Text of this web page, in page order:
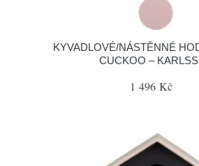
KYVADLOVÉ/NÁSTĚNNÉ
CUCKOO –
1 496 Kč